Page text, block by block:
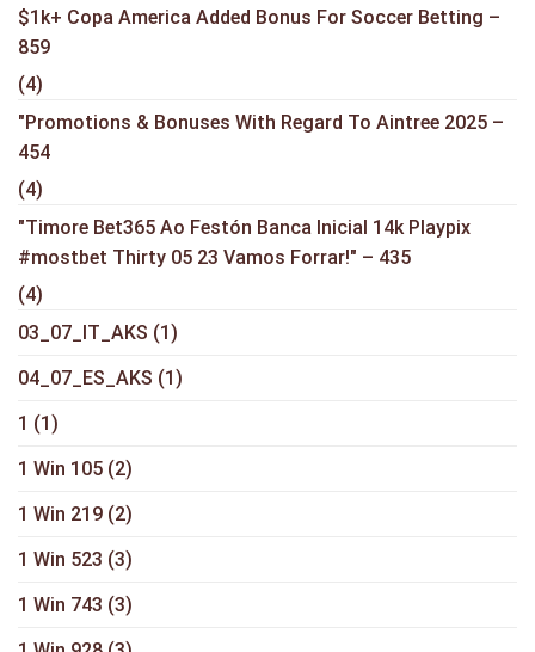
$1k+ Copa America Added Bonus For Soccer Betting –
859
(4)
"Promotions & Bonuses With Regard To Aintree 2025 –
454
(4)
"Timore Bet365 Ao Festón Banca Inicial 14k Playpix
#mostbet Thirty 05 23 Vamos Forrar!" – 435
(4)
03_07_IT_AKS (1)
04_07_ES_AKS (1)
1 (1)
1 Win 105 (2)
1 Win 219 (2)
1 Win 523 (3)
1 Win 743 (3)